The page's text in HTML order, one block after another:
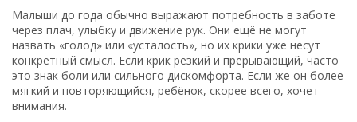
Малыши до года обычно выражают потребность в заботе
через плач, улыбку и движение рук. Они ещё не могут
назвать «голод» или «усталость», но их крики уже несут
конкретный смысл. Если крик резкий и прерывающий, часто
это знак боли или сильного дискомфорта. Если же он более
мягкий и повторяющийся, ребёнок, скорее всего, хочет
внимания.